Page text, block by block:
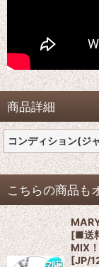
商品詳細
コンディション(ジ
こちらの商品も
[■送
MIX
[JP/